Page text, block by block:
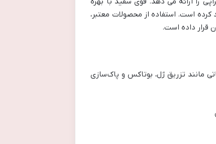
است. استفاده از محصولات معتبر،
قرار داده است.
مانند تزریق ژل، بوتاکس و پاک‌سازی